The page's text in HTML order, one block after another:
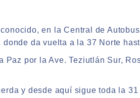
en la Central de
da vuelta a la 37 Norte
Paz por la Ave. Teziutlán Sur,
y desde aquí sigue toda la